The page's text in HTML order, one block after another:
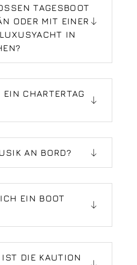
TAGESBOOT M
ODER MIT EINER G
IN SE
CHARTERTAG
AN BORD?
EIN BOOT
DIE KAUTION